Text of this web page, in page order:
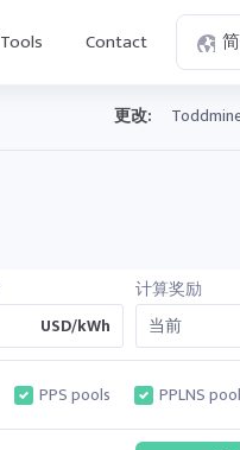
Tools Contact
更改:
USD/kWh
计算奖励
PPS pools PPLNS